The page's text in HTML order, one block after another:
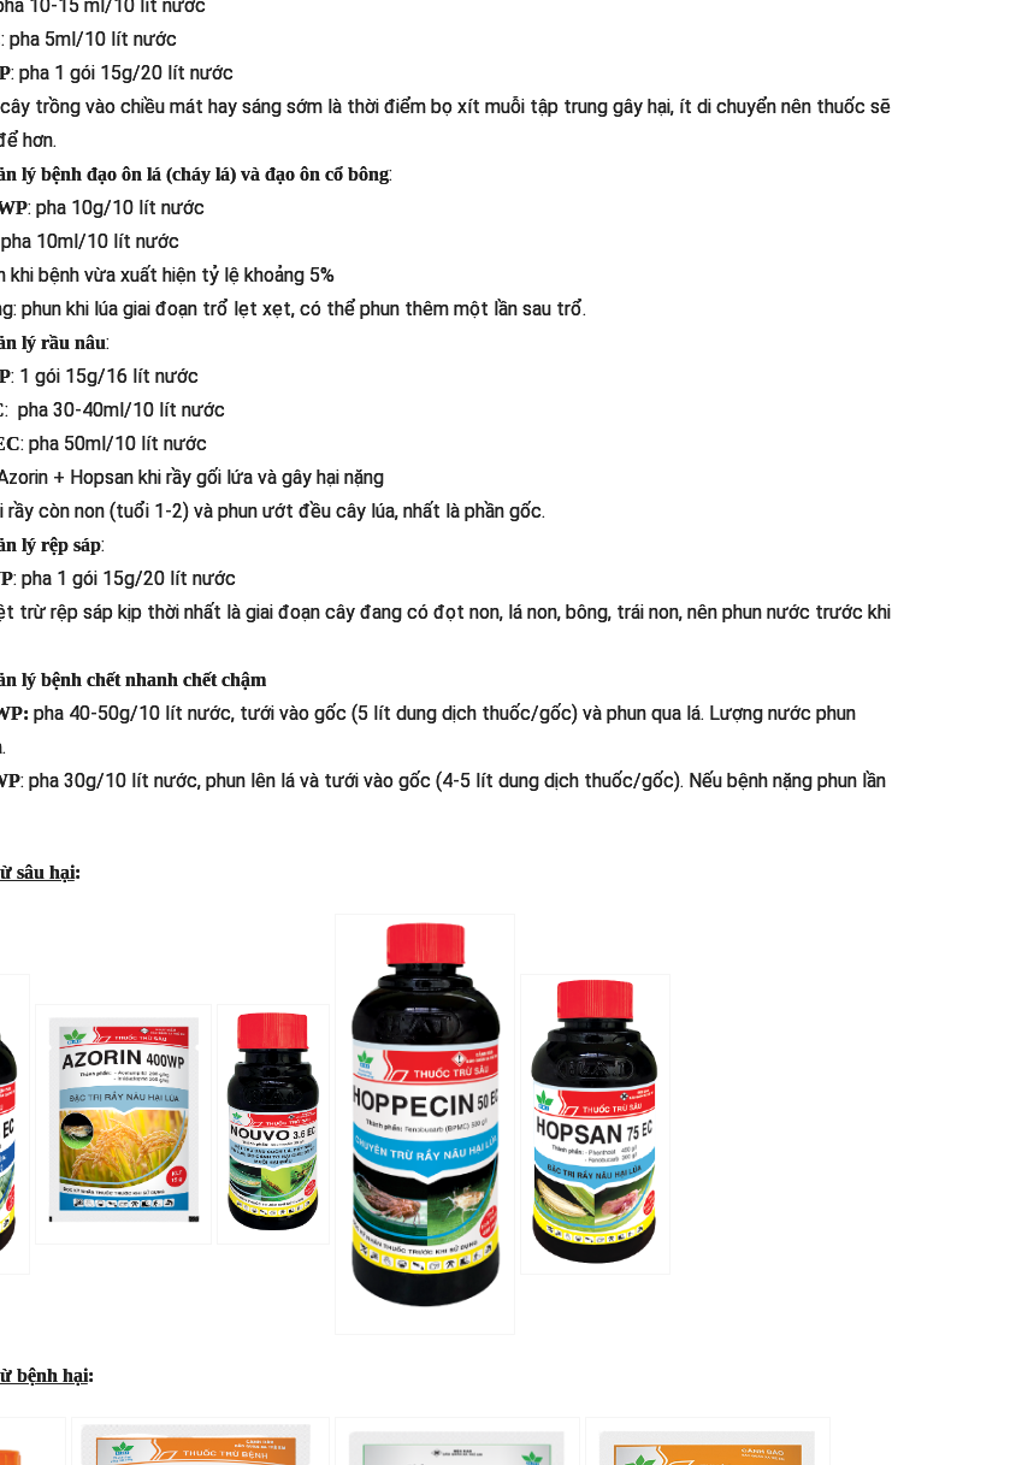
10-15 ml/10 lít nước
: pha 5ml/10 lít nước
: pha 1 gói 15g/20 lít nước
trồng vào chiều mát hay sáng sớm là thời điểm bọ xít muỗi tập trung gây hại, ít di chuyển nên thuốc sẽ
hơn.
lý bệnh đạo ôn lá (cháy lá) và đạo ôn cổ bông:
: pha 10g/10 lít nước
pha 10ml/10 lít nước
khi bệnh vừa xuất hiện tỷ lệ khoảng 5%
phun khi lúa giai đoạn trổ lẹt xẹt, có thể phun thêm một lần sau trổ.
lý rầu nâu:
: 1 gói 15g/16 lít nước
: pha 30-40ml/10 lít nước
: pha 50ml/10 lít nước
+ Hopsan khi rầy gối lứa và gây hại nặng
rầy còn non (tuổi 1-2) và phun ướt đều cây lúa, nhất là phần gốc.
lý rệp sáp:
: pha 1 gói 15g/20 lít nước
trừ rệp sáp kịp thời nhất là giai đoạn cây đang có đọt non, lá non, bông, trái non, nên phun nước trước khi
lý bệnh chết nhanh chết chậm
pha 40-50g/10 lít nước, tưới vào gốc (5 lít dung dịch thuốc/gốc) và phun qua lá. Lượng nước phun
: pha 30g/10 lít nước, phun lên lá và tưới vào gốc (4-5 lít dung dịch thuốc/gốc). Nếu bệnh nặng phun lần
sâu hại:
bệnh hại: